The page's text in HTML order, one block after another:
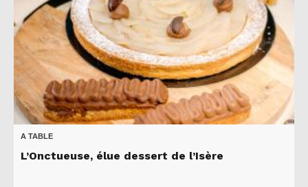
A TABLE
L’Onctueuse, élue dessert de l’Isère